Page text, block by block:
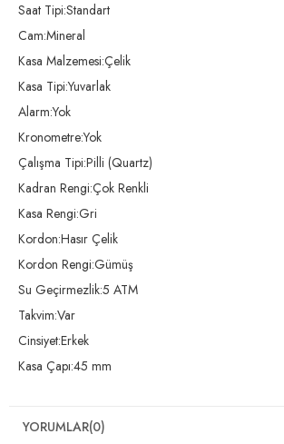
Saat Tipi:Standart
Cam:Mineral
Kasa Malzemesi:Çelik
Kasa Tipi:Yuvarlak
Alarm:Yok
Kronometre:Yok
Çalışma Tipi:Pilli (Quartz)
Kadran Rengi:Çok Renkli
Kasa Rengi:Gri
Kordon:Hasır Çelik
Kordon Rengi:Gümüş
Su Geçirmezlik:5 ATM
Takvim:Var
Cinsiyet:Erkek
Kasa Çapı:45 mm
YORUMLAR(0)